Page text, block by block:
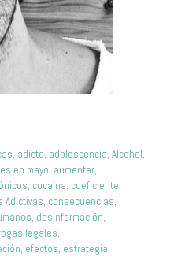
, adicto, adolescencia, Alcohol,
en mayo, aumentar,
, cocaína, coeficiente
Adictivas, consecuencias,
, desinformación,
legales,
, efectos, estrategia,